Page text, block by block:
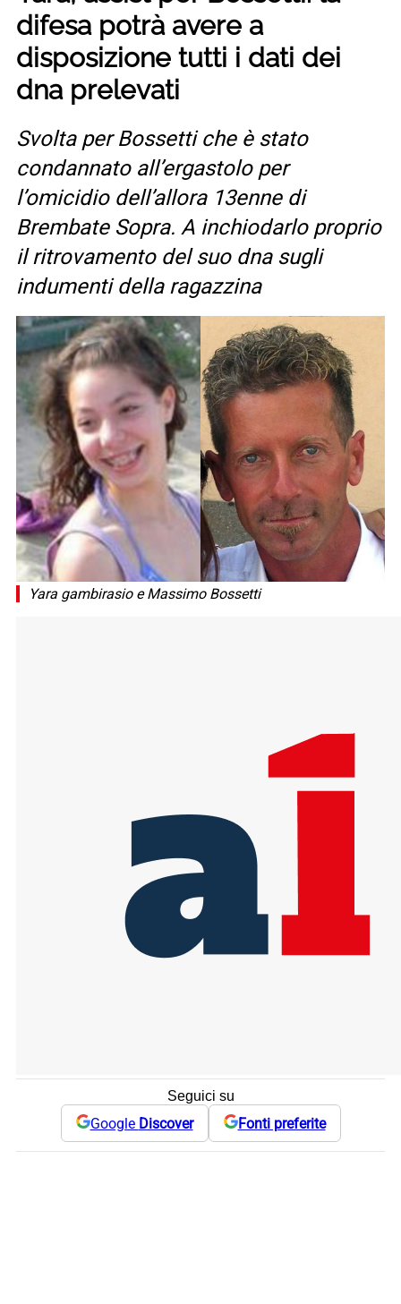
difesa potrà avere a
disposizione tutti i dati dei
dna prelevati
Svolta per Bossetti che è stato
condannato all’ergastolo per
l’omicidio dell’allora 13enne di
Brembate Sopra. A inchiodarlo proprio
il ritrovamento del suo dna sugli
indumenti della ragazzina
Yara gambirasio e Massimo Bossetti
Seguici su
Google Discover Fonti preferite